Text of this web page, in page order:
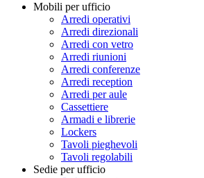
Mobili per ufficio
Arredi operativi
Arredi direzionali
Arredi con vetro
Arredi riunioni
Arredi conferenze
Arredi reception
Arredi per aule
Cassettiere
Armadi e librerie
Lockers
Tavoli pieghevoli
Tavoli regolabili
Sedie per ufficio